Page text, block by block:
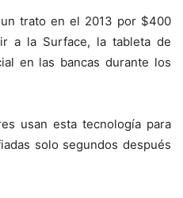
trato en el 2013 por $400
a la Surface, la tableta de
en las bancas durante los
usan esta tecnología para
solo segundos después